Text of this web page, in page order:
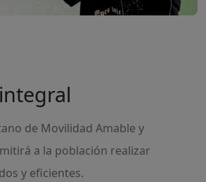
de Movilidad Amable y
a la población realizar
y eficientes.